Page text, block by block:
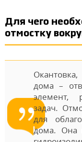
Для чего
отмостку
дома –
элемент,
задач.
для
дома. Она